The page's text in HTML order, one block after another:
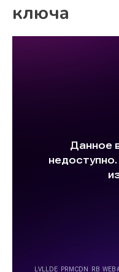
ключа